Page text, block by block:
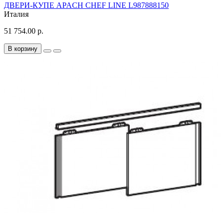
ДВЕРИ-КУПЕ APACH CHEF LINE L987888150
Италия
51 754.00 р.
В корзину